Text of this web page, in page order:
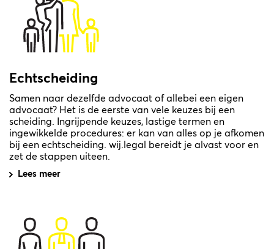
Echtscheiding
Samen naar dezelfde advocaat of allebei een eigen
advocaat? Het is de eerste van vele keuzes bij een
scheiding. Ingrijpende keuzes, lastige termen en
ingewikkelde procedures: er kan van alles op je afkomen
bij een echtscheiding. wij.legal bereidt je alvast voor en
zet de stappen uiteen.
Lees meer